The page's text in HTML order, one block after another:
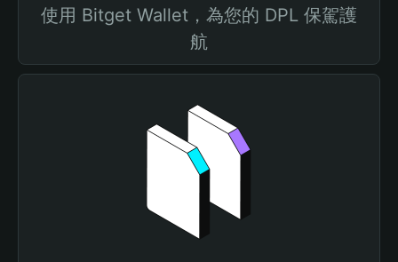
使用 Bitget Wallet，為您的 DPL 保駕護
航